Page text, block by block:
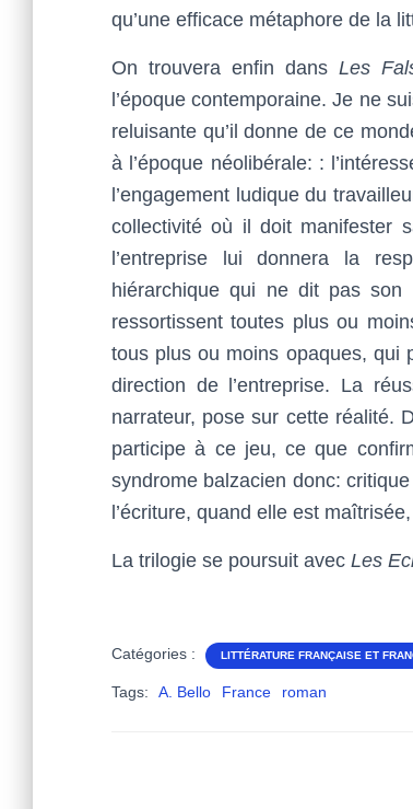
qu’une efficace métaphore de la
On trouvera enfin dans Les
l’époque contemporaine. Je ne
reluisante qu’il donne de ce
à l’époque néolibérale: :
l’engagement ludique du
collectivité où il doit manifester
l’entreprise lui donnera la
hiérarchique qui ne dit pas
ressortissent toutes plus ou
tous plus ou moins opaques, qui
direction de l’entreprise. La
narrateur, pose sur cette réalité.
participe à ce jeu, ce que
syndrome balzacien donc:
l’écriture, quand elle est
La trilogie se poursuit avec Les
Catégories : LITTÉRATURE FRANÇAISE ET
Tags: A. Bello France roman